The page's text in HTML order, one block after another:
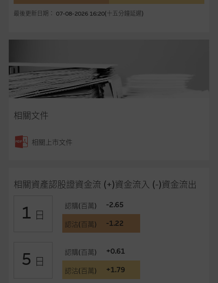
最後更新日期： 07-08-2026 16:20(十五分鐘延遲)
相關文件
相關上市文件
相關資產認股證資金流 (+)資金流入 (-)資金流出
1 日
認購(百萬) -2.65
認沽(百萬) -1.22
5 日
認購(百萬) +0.61
認沽(百萬) +1.79
數而預備的，不構成我們提出的意見。所用假設及參數並非唯一
可以合理選擇到的，因此並不保證該類報價單、公開資料或分析
表現或回報將來會實現。過去業績並不保證將來表現。網站內容
而，麥格理集團不作陳述，亦不保證網站內容在任何用途上均完
整、可靠、準確、合時或適合，亦不為資料的準確程度、完整性
及合時性負上責任，除非這是有關適用的的法律及/或法規所規
定。
網站內容不構成要約及徵求要約，或作為任何合約的根據，以購
準備的資料編製而成，但不包括麥格理集團職員所知的資料。
事、高層職員、僱員或代理人不作陳述，亦不保證網站內容，或
整、合時及準確，對任何因任何形式(包括疏忽)由於網站內容的
錯誤、失實、遺漏、或任何人士對網站內容的依賴而導致的損失
或損毀，亦一概不會承擔責任或債務。
本使用條款的所有方面均受香港法例管限。
與結構性產品有關的風險